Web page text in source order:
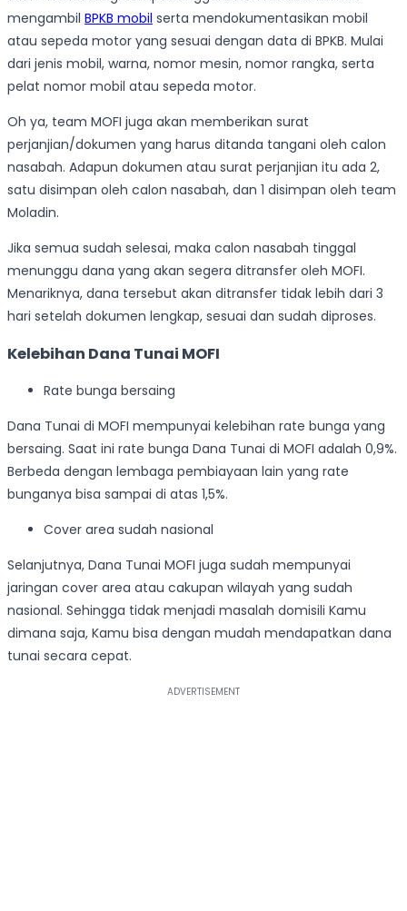
mengambil BPKB mobil serta mendokumentasikan mobil
atau sepeda motor yang sesuai dengan data di BPKB. Mulai
dari jenis mobil, warna, nomor mesin, nomor rangka, serta
pelat nomor mobil atau sepeda motor.
Oh ya, team MOFI juga akan memberikan surat
perjanjian/dokumen yang harus ditanda tangani oleh calon
nasabah. Adapun dokumen atau surat perjanjian itu ada 2,
satu disimpan oleh calon nasabah, dan 1 disimpan oleh team
Moladin.
Jika semua sudah selesai, maka calon nasabah tinggal
menunggu dana yang akan segera ditransfer oleh MOFI.
Menariknya, dana tersebut akan ditransfer tidak lebih dari 3
hari setelah dokumen lengkap, sesuai dan sudah diproses.
Kelebihan Dana Tunai MOFI
Rate bunga bersaing
Dana Tunai di MOFI mempunyai kelebihan rate bunga yang
bersaing. Saat ini rate bunga Dana Tunai di MOFI adalah 0,9%.
Berbeda dengan lembaga pembiayaan lain yang rate
bunganya bisa sampai di atas 1,5%.
Cover area sudah nasional
Selanjutnya, Dana Tunai MOFI juga sudah mempunyai
jaringan cover area atau cakupan wilayah yang sudah
nasional. Sehingga tidak menjadi masalah domisili Kamu
dimana saja, Kamu bisa dengan mudah mendapatkan dana
tunai secara cepat.